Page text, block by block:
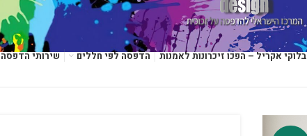
בלוקי אקריל – הפכו זיכרונות לאמנות הדפסה לפי חללים שירותי הדפסה